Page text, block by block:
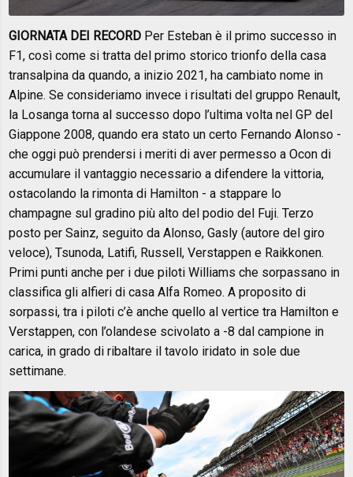
GIORNATA DEI RECORD Per Esteban è il primo successo in
F1, così come si tratta del primo storico trionfo della casa
transalpina da quando, a inizio 2021, ha cambiato nome in
Alpine. Se consideriamo invece i risultati del gruppo Renault,
la Losanga torna al successo dopo l’ultima volta nel GP del
Giappone 2008, quando era stato un certo Fernando Alonso -
che oggi può prendersi i meriti di aver permesso a Ocon di
accumulare il vantaggio necessario a difendere la vittoria,
ostacolando la rimonta di Hamilton - a stappare lo
champagne sul gradino più alto del podio del Fuji. Terzo
posto per Sainz, seguito da Alonso, Gasly (autore del giro
veloce), Tsunoda, Latifi, Russell, Verstappen e Raikkonen.
Primi punti anche per i due piloti Williams che sorpassano in
classifica gli alfieri di casa Alfa Romeo. A proposito di
sorpassi, tra i piloti c’è anche quello al vertice tra Hamilton e
Verstappen, con l’olandese scivolato a -8 dal campione in
carica, in grado di ribaltare il tavolo iridato in sole due
settimane.